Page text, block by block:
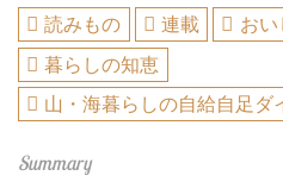
読みもの 連載
おい
暮らしの知恵
山・海暮らしの自給自足ダ